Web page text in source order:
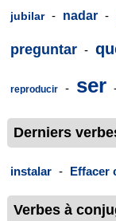
jubilar - nadar -
preguntar -
reproducir - ser
Derniers
instalar - Effacer
Verbes à